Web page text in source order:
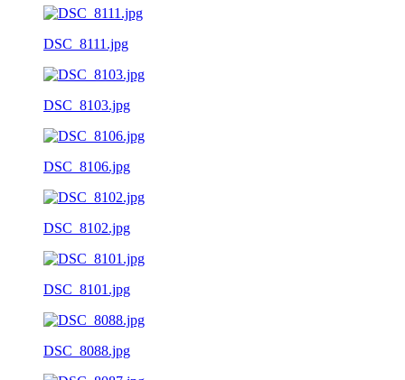
DSC_8111.jpg
DSC_8103.jpg
DSC_8106.jpg
DSC_8102.jpg
DSC_8101.jpg
DSC_8088.jpg